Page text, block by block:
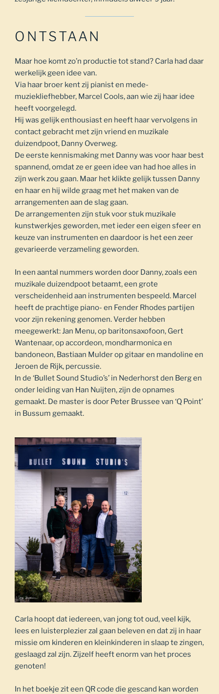
ONTSTAAN
Maar hoe komt zo’n productie tot stand? Carla had daar
werkelijk geen idee van.
Via haar broer kent zij pianist en mede-
muziekliefhebber, Marcel Cools, aan wie zij haar idee
heeft voorgelegd.
Hij was gelijk enthousiast en heeft haar vervolgens in
contact gebracht met zijn vriend en muzikale
duizendpoot, Danny Overweg.
De eerste kennismaking met Danny was voor haar best
spannend, omdat ze er geen idee van had hoe alles in
zijn werk zou gaan. Maar het klikte gelijk tussen Danny
en haar en hij wilde graag met het maken van de
arrangementen aan de slag gaan.
De arrangementen zijn stuk voor stuk muzikale
kunstwerkjes geworden, met ieder een eigen sfeer en
keuze van instrumenten en daardoor is het een zeer
gevarieerde verzameling geworden.
In een aantal nummers worden door Danny, zoals een
muzikale duizendpoot betaamt, een grote
verscheidenheid aan instrumenten bespeeld. Marcel
heeft de prachtige piano- en Fender Rhodes partijen
voor zijn rekening genomen. Verder hebben
meegewerkt: Jan Menu, op baritonsaxofoon, Gert
Wantenaar, op accordeon, mondharmonica en
bandoneon, Bastiaan Mulder op gitaar en mandoline en
Jeroen de Rijk, percussie.
In de ‘Bullet Sound Studio’s’ in Nederhorst den Berg en
onder leiding van Han Nuijten, zijn de opnames
gemaakt. De master is door Peter Brussee van ‘Q Point’
in Bussum gemaakt.
Carla hoopt dat iedereen, van jong tot oud, veel kijk,
lees en luisterplezier zal gaan beleven en dat zij in haar
missie om kinderen en kleinkinderen in slaap te zingen,
geslaagd zal zijn. Zijzelf heeft enorm van het proces
genoten!
In het boekje zit een QR code die gescand kan worden